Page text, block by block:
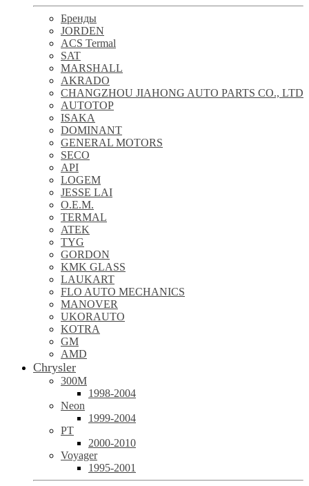
Бренды
JORDEN
ACS Termal
SAT
MARSHALL
AKRADO
CHANGZHOU JIAHONG AUTO PARTS CO., LTD
AUTOTOP
ISAKA
DOMINANT
GENERAL MOTORS
SECO
API
LOGEM
JESSE LAI
O.E.M.
TERMAL
ATEK
TYG
GORDON
KMK GLASS
LAUKART
FLO AUTO MECHANICS
MANOVER
UKORAUTO
KOTRA
GM
AMD
Chrysler
300M
1998-2004
Neon
1999-2004
PT
2000-2010
Voyager
1995-2001